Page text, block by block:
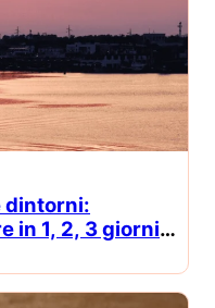
dintorni:
in 1, 2, 3 giorni o